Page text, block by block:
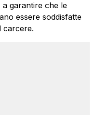
a garantire che le
essere soddisfatte
carcere.